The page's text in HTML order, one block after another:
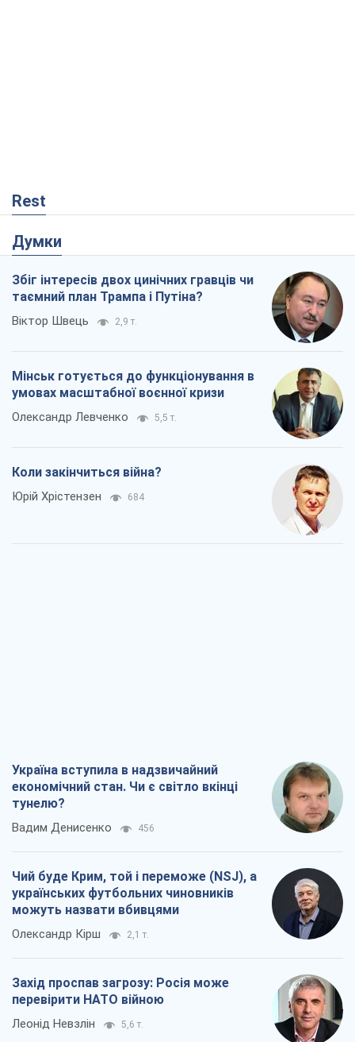
Rest
Думки
Збіг інтересів двох цинічних гравців чи
таємний план Трампа і Путіна?
Віктор Швець 2,9 т.
Мінськ готується до функціонування в
умовах масштабної воєнної кризи
Олександр Левченко 5,5 т.
Коли закінчиться війна?
Юрій Хрістензен 684
Україна вступила в надзвичайний
економічний стан. Чи є світло вкінці
тунелю?
Вадим Денисенко 456
Чий буде Крим, той і переможе (NSJ), а
українських футбольних чиновників
можуть назвати вбивцями
Олександр Кірш 2,1 т.
Захід проспав загрозу: Росія може
перевірити НАТО війною
Леонід Невзлін 5,6 т.